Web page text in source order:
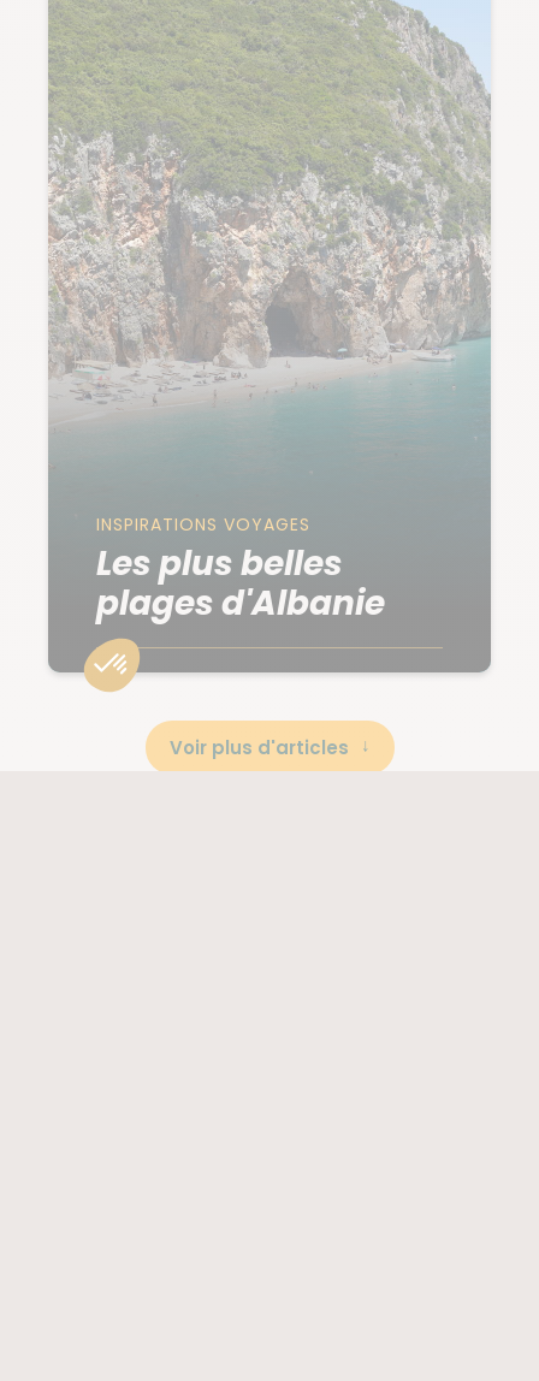
INSPIRATIONS VOYAGES
Les plus belles
plages d'Albanie
Voir plus d'articles